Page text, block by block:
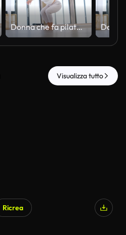
Donna che fa pilates che si allunga con la palla in uno studio luminoso.
Visualizza tutto
Ricrea